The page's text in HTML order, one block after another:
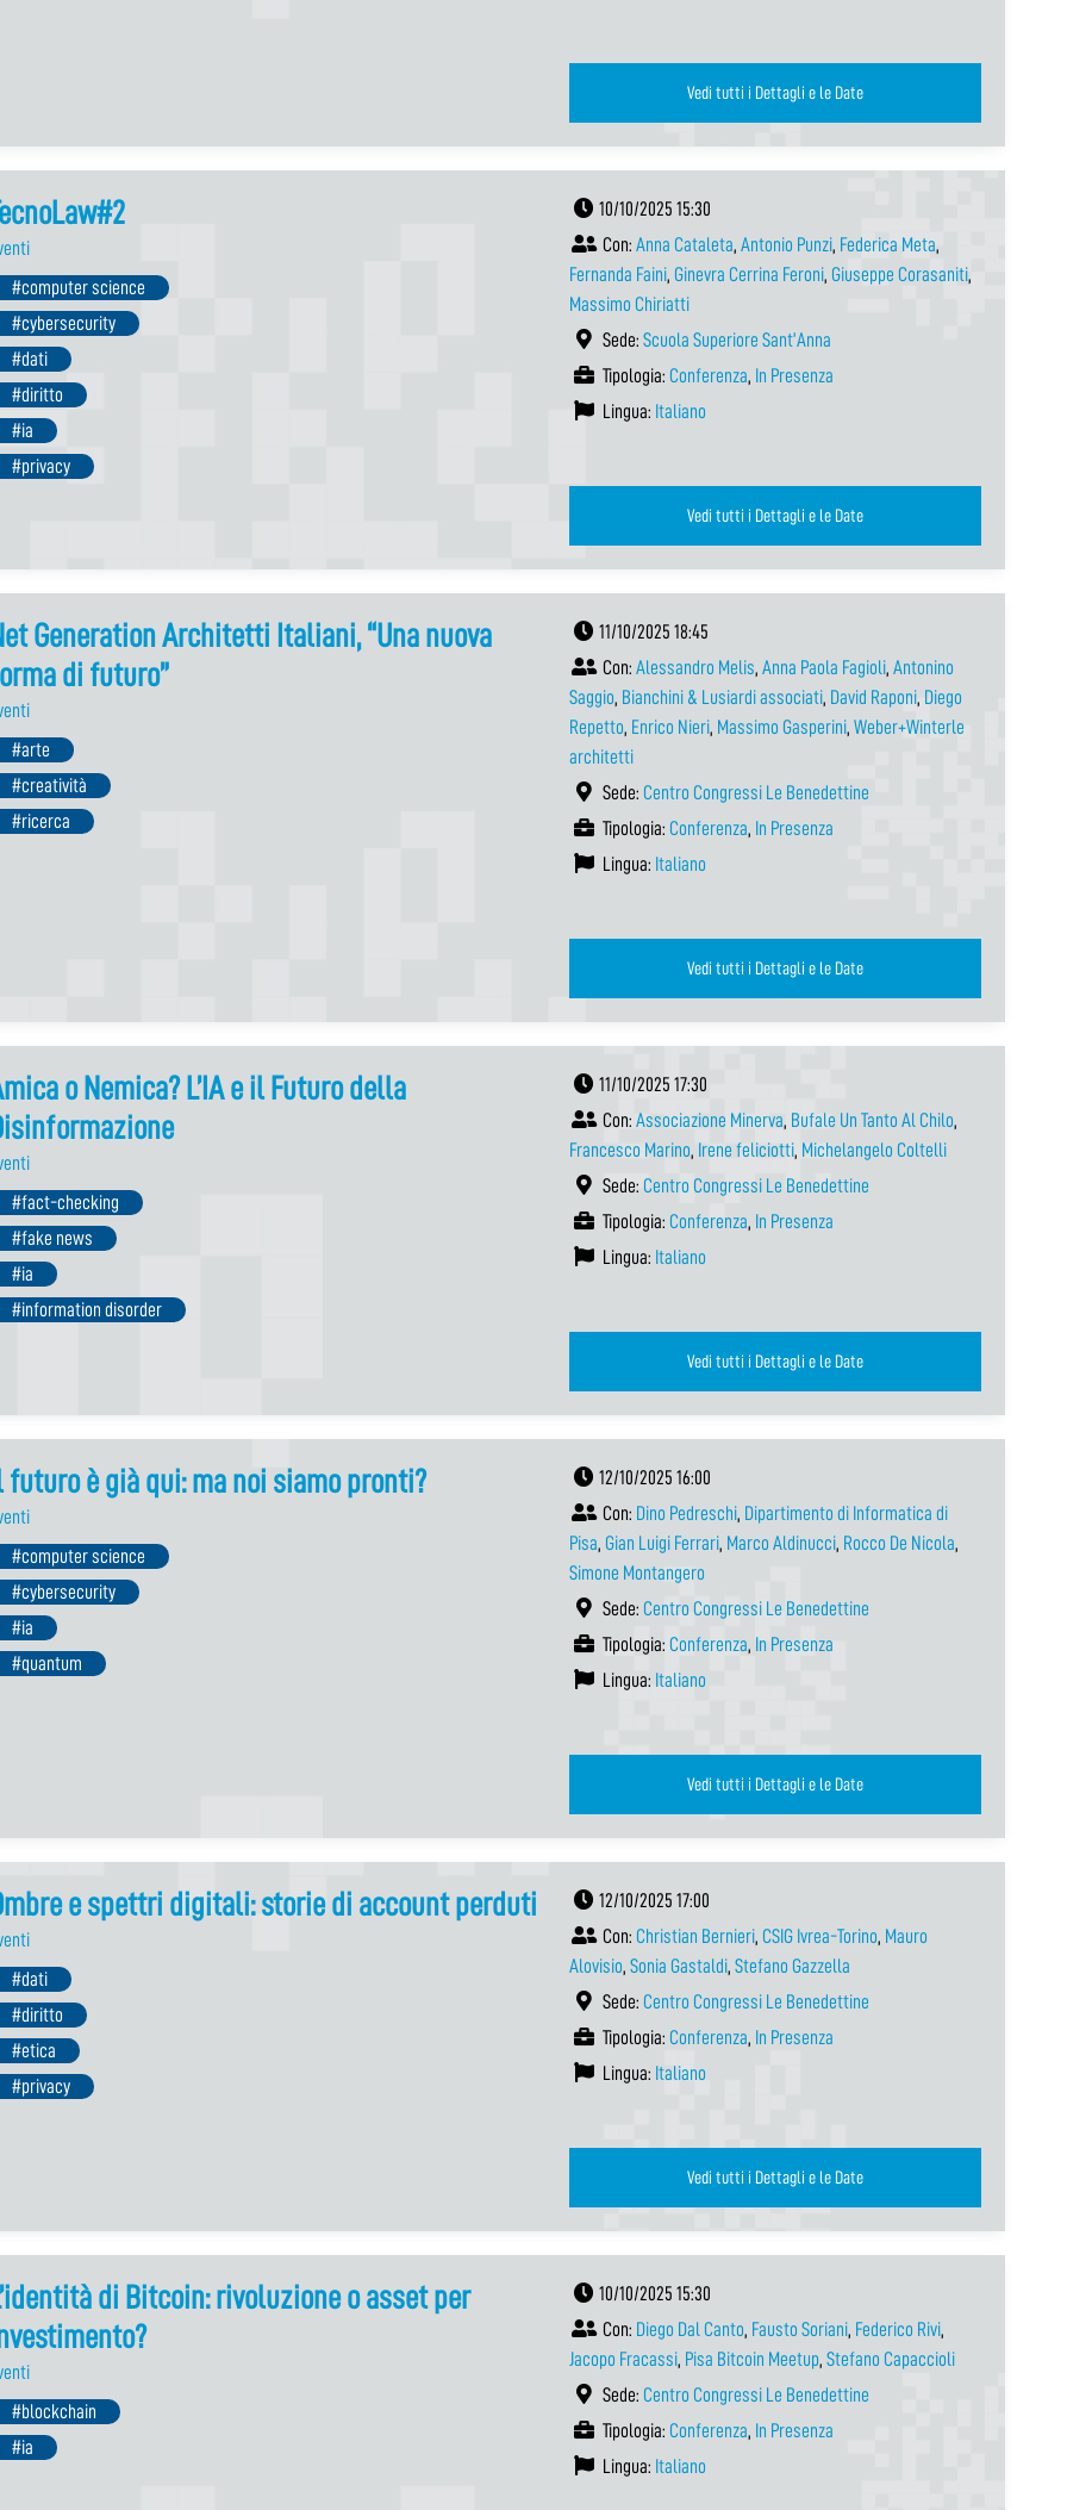
Vedi tutti i Dettagli e le Date
#computer science
#cybersecurity
#dati
#diritto
#ia
#privacy
10/10/2025 15:30
Con: Anna Cataleta, Antonio Punzi, Federica Meta,
Fernanda Faini, Ginevra Cerrina Feroni, Giuseppe Corasaniti,
Massimo Chiriatti
Sede: Scuola Superiore Sant’Anna
Tipologia: Conferenza, In Presenza
Lingua: Italiano
Vedi tutti i Dettagli e le Date
Generation Architetti Italiani, “Una nuova
di futuro”
#arte
#creatività
#ricerca
11/10/2025 18:45
Con: Alessandro Melis, Anna Paola Fagioli, Antonino
Saggio, Bianchini & Lusiardi associati, David Raponi, Diego
Repetto, Enrico Nieri, Massimo Gasperini, Weber+Winterle
architetti
Sede: Centro Congressi Le Benedettine
Tipologia: Conferenza, In Presenza
Lingua: Italiano
Vedi tutti i Dettagli e le Date
o Nemica? L’IA e il Futuro della
#fact-checking
#fake news
#ia
#information disorder
11/10/2025 17:30
Con: Associazione Minerva, Bufale Un Tanto Al Chilo,
Francesco Marino, Irene feliciotti, Michelangelo Coltelli
Sede: Centro Congressi Le Benedettine
Tipologia: Conferenza, In Presenza
Lingua: Italiano
Vedi tutti i Dettagli e le Date
futuro è già qui: ma noi siamo pronti?
#computer science
#cybersecurity
#ia
#quantum
12/10/2025 16:00
Con: Dino Pedreschi, Dipartimento di Informatica di
Pisa, Gian Luigi Ferrari, Marco Aldinucci, Rocco De Nicola,
Simone Montangero
Sede: Centro Congressi Le Benedettine
Tipologia: Conferenza, In Presenza
Lingua: Italiano
Vedi tutti i Dettagli e le Date
e spettri digitali: storie di account perduti
#dati
#diritto
#etica
#privacy
12/10/2025 17:00
Con: Christian Bernieri, CSIG Ivrea-Torino, Mauro
Alovisio, Sonia Gastaldi, Stefano Gazzella
Sede: Centro Congressi Le Benedettine
Tipologia: Conferenza, In Presenza
Lingua: Italiano
Vedi tutti i Dettagli e le Date
di Bitcoin: rivoluzione o asset per
#blockchain
#ia
10/10/2025 15:30
Con: Diego Dal Canto, Fausto Soriani, Federico Rivi,
Jacopo Fracassi, Pisa Bitcoin Meetup, Stefano Capaccioli
Sede: Centro Congressi Le Benedettine
Tipologia: Conferenza, In Presenza
Lingua: Italiano